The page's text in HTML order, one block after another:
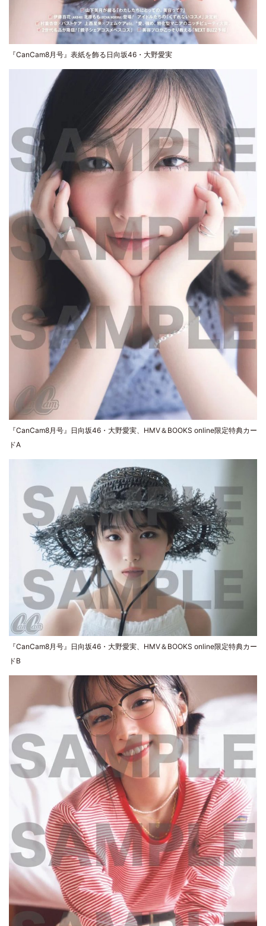
『CanCam8月号』表紙を飾る日向坂46・大野愛実
『CanCam8月号』日向坂46・大野愛実、HMV＆BOOKS online限定特典カー
ドA
『CanCam8月号』日向坂46・大野愛実、HMV＆BOOKS online限定特典カー
ドB